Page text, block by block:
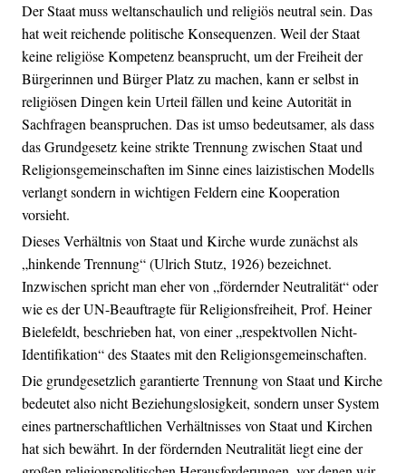
Der Staat muss weltanschaulich und religiös neutral sein. Das
hat weit reichende politische Konsequenzen. Weil der Staat
keine religiöse Kompetenz beansprucht, um der Freiheit der
Bürgerinnen und Bürger Platz zu machen, kann er selbst in
religiösen Dingen kein Urteil fällen und keine Autorität in
Sachfragen beanspruchen. Das ist umso bedeutsamer, als dass
das Grundgesetz keine strikte Trennung zwischen Staat und
Religionsgemeinschaften im Sinne eines laizistischen Modells
verlangt sondern in wichtigen Feldern eine Kooperation
vorsieht.
Dieses Verhältnis von Staat und Kirche wurde zunächst als
„hinkende Trennung“ (Ulrich Stutz, 1926) bezeichnet.
Inzwischen spricht man eher von „fördernder Neutralität“ oder
wie es der UN-Beauftragte für Religionsfreiheit, Prof. Heiner
Bielefeldt, beschrieben hat, von einer „respektvollen Nicht-
Identifikation“ des Staates mit den Religionsgemeinschaften.
Die grundgesetzlich garantierte Trennung von Staat und Kirche
bedeutet also nicht Beziehungslosigkeit, sondern unser System
eines partnerschaftlichen Verhältnisses von Staat und Kirchen
hat sich bewährt. In der fördernden Neutralität liegt eine der